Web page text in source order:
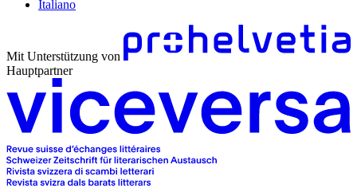
Italiano
Mit Unterstützung von
Hauptpartner